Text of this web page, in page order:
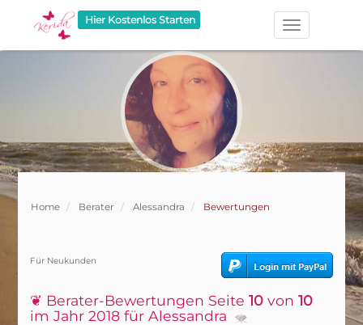
Hier Kostenlos Starten
Home Berater Alessandra Bewertungen
Für Neukunden
❦ Berater-Bewertungen Seite10 von10
im Jahr 2018 für Alessandra